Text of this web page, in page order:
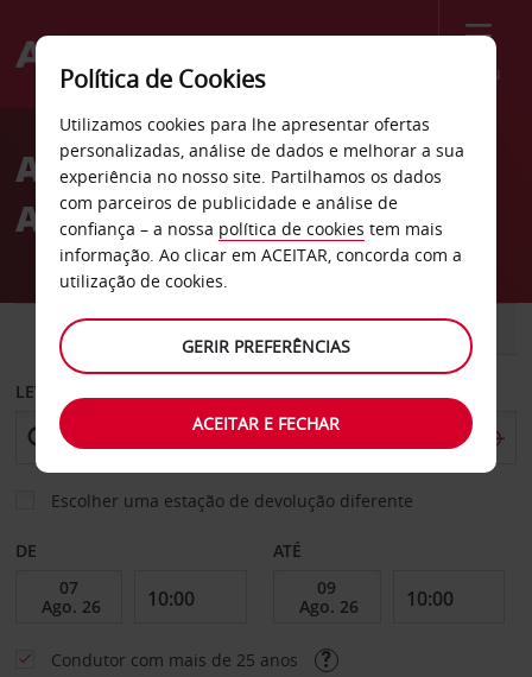
Menu
Welcome
AvisAluguer de carros Busto
Arsizio
CARRO COMERCIAIS
LEVANTAR EM
Escolher uma estação de devolução diferente
DE ATÉ
Condutor com mais de 25 anos
Política de Cookies
Utilizamos cookies para lhe apresentar ofertas
personalizadas, análise de dados e melhorar a sua
experiência no nosso site. Partilhamos os dados
com parceiros de publicidade e análise de
confiança – a nossa política de cookies tem mais
informação. Ao clicar em ACEITAR, concorda com a
utilização de cookies.
GERIR PREFERÊNCIAS
ACEITAR E FECHAR